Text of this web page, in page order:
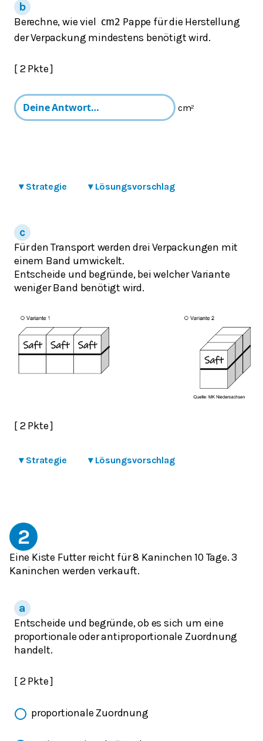
Berechne, wie viel cm2 Pappe für die Herstellung
der Verpackung mindestens benötigt wird.
[ 2 Pkte ]
cm²
▾ Strategie ▾ Lösungsvorschlag
Für den Transport werden drei Verpackungen mit
einem Band umwickelt.
Entscheide und begründe, bei welcher Variante
weniger Band benötigt wird.
[ 2 Pkte ]
▾ Strategie ▾ Lösungsvorschlag
2
Eine Kiste Futter reicht für 8 Kaninchen 10 Tage. 3
Kaninchen werden verkauft.
Entscheide und begründe, ob es sich um eine
proportionale oder antiproportionale Zuordnung
handelt.
[ 2 Pkte ]
proportionale Zuordnung